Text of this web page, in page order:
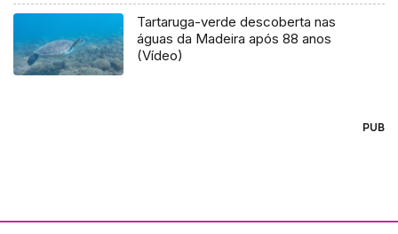
Tartaruga-verde descoberta nas
águas da Madeira após 88 anos
(Vídeo)
PUB